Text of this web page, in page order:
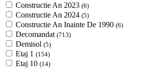
Constructie An 2023 (6)
Constructie An 2024 (5)
Constructie An Inainte De 1990 (6)
Decomandat (713)
Demisol (5)
Etaj 1 (154)
Etaj 10 (14)